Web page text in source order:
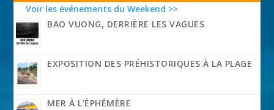
Voir les événements du Weekend >>
BAO VUONG, DERRIÈRE LES VAGUES
EXPOSITION DES PRÉHISTORIQUES À LA PLAGE
MER À L’ÉPHÉMÈRE